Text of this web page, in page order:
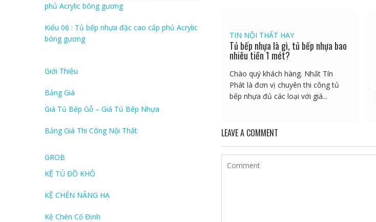
TIN NỘI THẤT HAY
Tủ bếp nhựa là gì, tủ bếp nhựa bao
nhiêu tiền 1 mét?
Chào quý khách hàng. Nhất Tín
Phát là đơn vị chuyên thi công tủ
bếp nhựa đủ các loại với giá...
LEAVE A COMMENT
phủ Acrylic bóng gương
Kiểu 06 : Tủ bếp nhựa đặc cao cấp phủ Acrylic
bóng gương
Giới Thiệu
Bảng Giá
Giá Tủ Bếp Gỗ – Giá Tủ Bếp Nhựa
Bảng Giá Thi Công Nội Thất
GROB
KỆ TỦ ĐỒ KHÔ
KỆ CHÉN NÂNG HẠ
Kệ Chén Cố Định